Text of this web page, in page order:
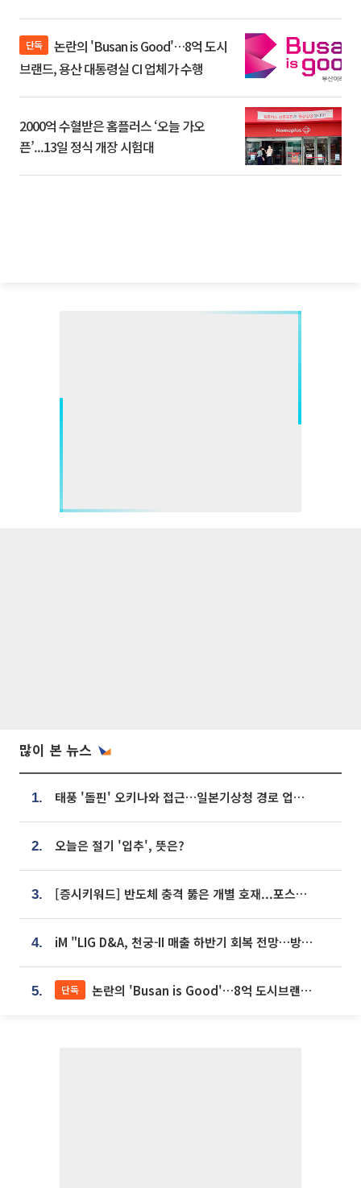
단독
브랜드, 용산 대통령실 CI 업체가 수행
2000억 수혈받은 홈플러스 ‘오늘 가오
픈’...13일 정식 개장 시험대
많이 본 뉴스
1. 태풍 '돌핀' 오키나와 접근…일본기상청 경로 업데이트
2. 오늘은 절기 '입추', 뜻은?
3. [증시키워드] 반도체 충격 뚫은 개별 호재...포스코퓨처엠·에코프로·한화솔루션 '눈길'
4. iM "LIG D&A, 천궁-II 매출 하반기 회복 전망…방산 톱픽 유지"
5. 단독 논란의 'Busan is Good'…8억 도시브랜드, 용산 대통령실 CI 업체가 수행